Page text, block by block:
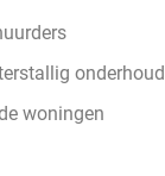
onderhoud
woningen